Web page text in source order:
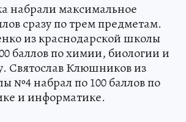
набрали максимальное
сразу по трем предметам.
из краснодарской школы
баллов по химии, биологии и
Святослав Клюшников из
№4 набрал по 100 баллов по
и информатике.